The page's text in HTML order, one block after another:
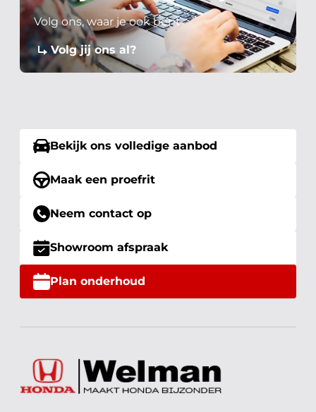
Volg ons, waar je ook bent
Volg jij ons al?
Bekijk ons volledige aanbod
Maak een proefrit
Neem contact op
Showroom afspraak
Plan onderhoud